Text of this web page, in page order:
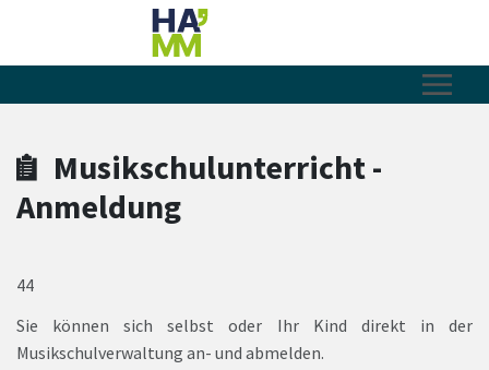
Zum Header
Zum Hauptinhalt
Zum Footer
Zum Hauptinhalt springen
Musikschulunterricht -
Anmeldung
44
Sie können sich selbst oder Ihr Kind direkt in der
Musikschulverwaltung an- und abmelden.